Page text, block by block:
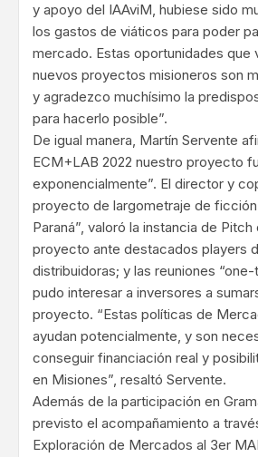
y apoyo del IAAviM, hubiese sido
los gastos de viáticos para poder
mercado. Estas oportunidades que
nuevos proyectos misioneros son
y agradezco muchísimo la
para hacerlo posible”.
De igual manera, Martín Servente
ECM+LAB 2022 nuestro proyecto
exponencialmente”. El director y
proyecto de largometraje de ficción
Paraná”, valoró la instancia de
proyecto ante destacados players
distribuidoras; y las reuniones
pudo interesar a inversores a
proyecto. “Estas políticas de
ayudan potencialmente, y son
conseguir financiación real y
en Misiones”, resaltó Servente.
Además de la participación en
previsto el acompañamiento a
Exploración de Mercados al 3er